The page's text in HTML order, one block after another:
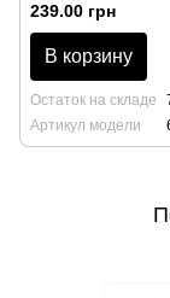
239.00 грн
В корзину
Остаток на складе
Артикул модели